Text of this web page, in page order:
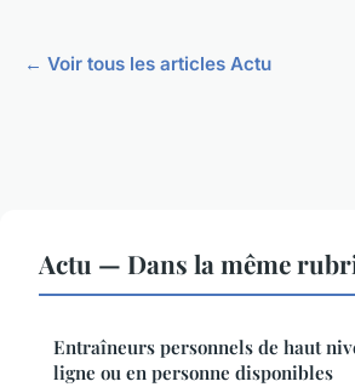
← Voir tous les articles Actu
Actu — Dans la même
Entraîneurs personnels de haut
ligne ou en personne disponibles